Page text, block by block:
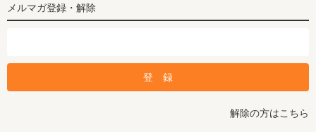
メルマガ登録・解除
解除の方はこちら